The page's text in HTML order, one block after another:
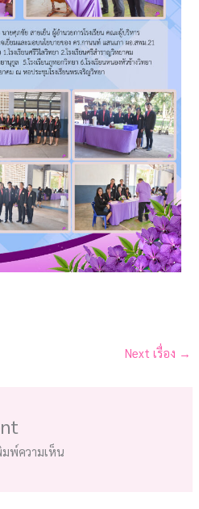
Next เรื่อง →
พ์ความเห็น